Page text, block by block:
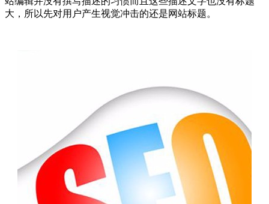
大，所以先对用户产生视觉冲击的还是网站标题。